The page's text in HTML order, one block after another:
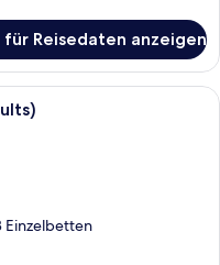
für Reisedaten anzeigen
Hotelzimmer mit Bett,
Einzelbetten